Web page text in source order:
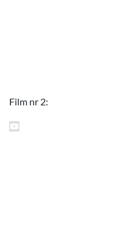
Film nr 2: